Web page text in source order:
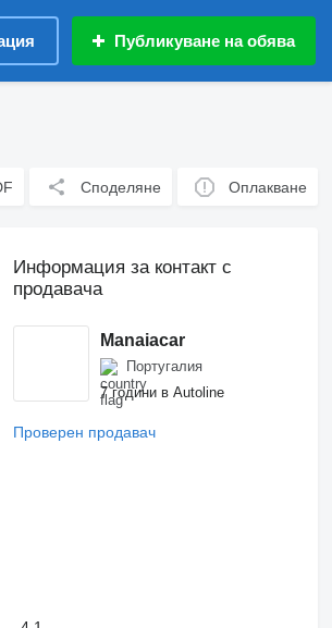
Публикуване на обява
Споделяне Оплакване
Информация за контакт с
продавача
Manaiacar
Португалия
7 години в Autoline
Проверен продавач